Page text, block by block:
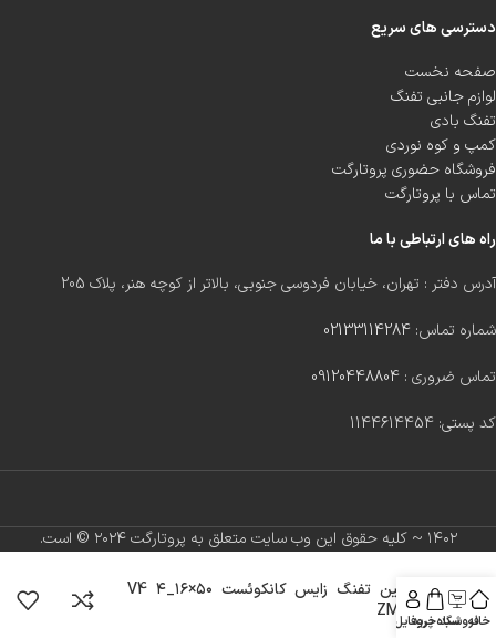
دسترسی های سریع
صفحه نخست
لوازم جانبی تفنگ
تفنگ بادی
کمپ و کوه نوردی
فروشگاه حضوری پروتارگت
تماس با پروتارگت
راه های ارتباطی با ما
آدرس دفتر : تهران، خیابان فردوسی جنوبی، بالاتر از کوچه هنر، پلاک 205
شماره تماس: 02133114284
تماس ضروری : 09120448804
کد پستی: 1144614454
۱۴۰۲ ~ کلیه حقوق این وب سایت متعلق به پروتارگت ۲۰۲۴ ©️ است.
خانهفروشگاهسبد خرید
پروفایل
دوربین تفنگ زایس کانکوئست V4 ۴_۱۶×۵۰
ZMOAi